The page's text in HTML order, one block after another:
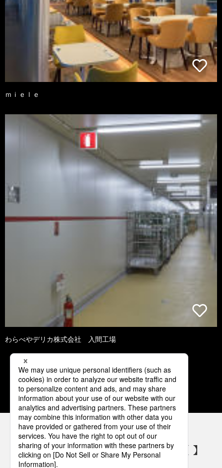
ｍｉｅｌｅ
わらべやデリカ株式会社 入間工場
1 2 3 4 5
パナソニックの電気設備 SNSアカウント